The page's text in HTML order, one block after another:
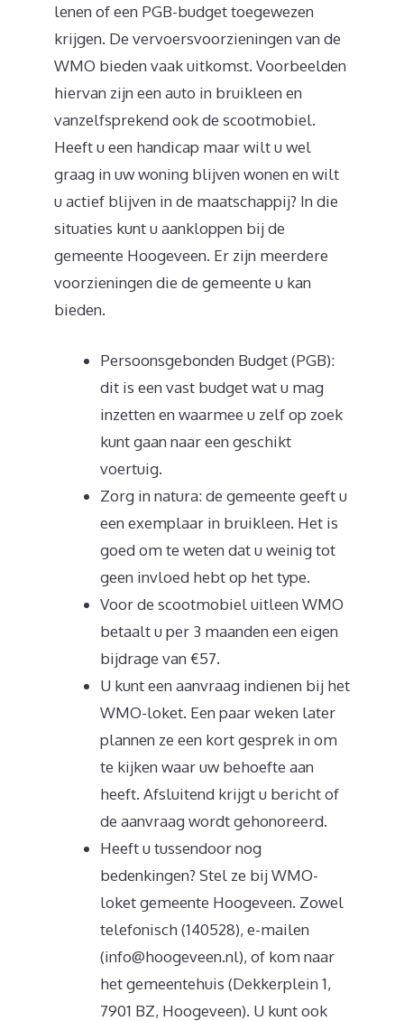
lenen of een PGB-budget toegewezen
krijgen. De vervoersvoorzieningen van de
WMO bieden vaak uitkomst. Voorbeelden
hiervan zijn een auto in bruikleen en
vanzelfsprekend ook de scootmobiel.
Heeft u een handicap maar wilt u wel
graag in uw woning blijven wonen en wilt
u actief blijven in de maatschappij? In die
situaties kunt u aankloppen bij de
gemeente Hoogeveen. Er zijn meerdere
voorzieningen die de gemeente u kan
bieden.
Persoonsgebonden Budget (PGB):
dit is een vast budget wat u mag
inzetten en waarmee u zelf op zoek
kunt gaan naar een geschikt
voertuig.
Zorg in natura: de gemeente geeft u
een exemplaar in bruikleen. Het is
goed om te weten dat u weinig tot
geen invloed hebt op het type.
Voor de scootmobiel uitleen WMO
betaalt u per 3 maanden een eigen
bijdrage van €57.
U kunt een aanvraag indienen bij het
WMO-loket. Een paar weken later
plannen ze een kort gesprek in om
te kijken waar uw behoefte aan
heeft. Afsluitend krijgt u bericht of
de aanvraag wordt gehonoreerd.
Heeft u tussendoor nog
bedenkingen? Stel ze bij WMO-
loket gemeente Hoogeveen. Zowel
telefonisch (140528), e-mailen
(info@hoogeveen.nl), of kom naar
het gemeentehuis (Dekkerplein 1,
7901 BZ, Hoogeveen). U kunt ook